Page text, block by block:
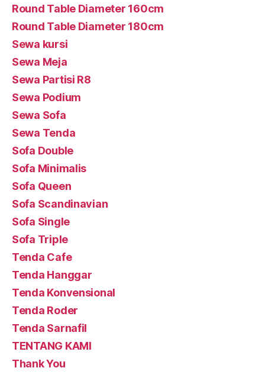
Round Table Diameter 160cm
Round Table Diameter 180cm
Sewa kursi
Sewa Meja
Sewa Partisi R8
Sewa Podium
Sewa Sofa
Sewa Tenda
Sofa Double
Sofa Minimalis
Sofa Queen
Sofa Scandinavian
Sofa Single
Sofa Triple
Tenda Cafe
Tenda Hanggar
Tenda Konvensional
Tenda Roder
Tenda Sarnafil
TENTANG KAMI
Thank You